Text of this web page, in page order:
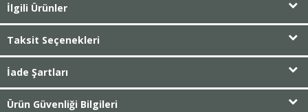
İlgili Ürünler
Taksit Seçenekleri
İade Şartları
Ürün Güvenliği Bilgileri